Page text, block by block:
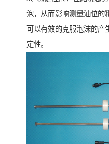
泡，从而影响测量油位的
可以有效的克服泡沫的产
定性。